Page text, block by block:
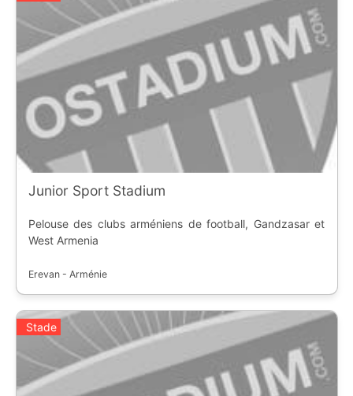
Junior Sport Stadium
Pelouse des clubs arméniens de football, Gandzasar et
West Armenia
Erevan - Arménie
Stade